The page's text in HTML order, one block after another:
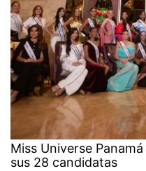
Miss Universe
sus 28 candidatas